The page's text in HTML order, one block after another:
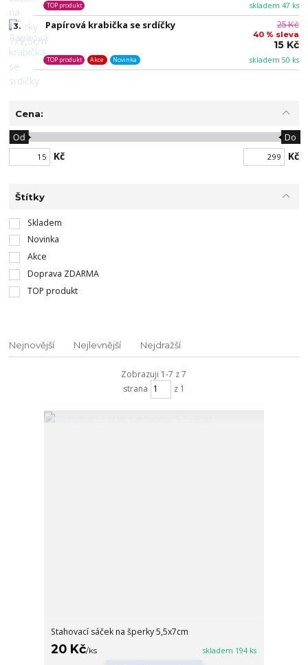
skladem 47 ks
TOP produkt
3. Papírová krabička se srdíčky
skladem 50 ks
TOP produkt Akce Novinka
25 Kč
40 % sleva
15 Kč
Cena:
Kč
Od Do
Kč
Štítky
Skladem
Novinka
Akce
Doprava ZDARMA
TOP produkt
Nejnovější Nejlevnější Nejdražší
Zobrazuji 1-7 z 7
strana
z 1
Stahovací sáček na šperky 5,5x7cm
20 Kč/ks skladem 194 ks